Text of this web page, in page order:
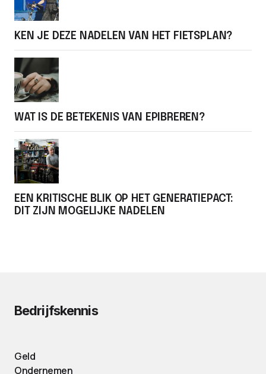
KEN JE DEZE NADELEN VAN HET FIETSPLAN?
WAT IS DE BETEKENIS VAN EPIBREREN?
EEN KRITISCHE BLIK OP HET GENERATIEPACT:
DIT ZIJN MOGELIJKE NADELEN
Bedrijfskennis
Geld
Ondernemen